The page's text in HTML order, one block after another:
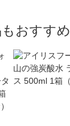
おすすめ